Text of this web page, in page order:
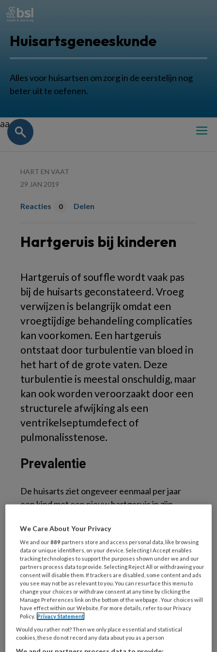
Huisartsgeneeskunde
Alles voor huisartsen om zorg in de eerstelijn nog
beter uit te oefenen.
aa
HART EN VAAT
29 JAN 2019
Reacties 0 Delen
Hartgeruis bij kinderen
Hartgeruis of souffle wordt vaak pas
bij de huisarts geconstateerd. Vroeg
verwijzen is belangrijk omdat een
vroegtijdige behandeling complicaties
kan voorkomen. Een hartgeruis
ontstaat door turbulentie van bloed in
het hart of de grote vaten. Deze
turbulentie is meestal onschuldig, maar
kan ook worden veroorzaakt door een
structurele afwijking als een
ventrikelseptumdefect of
pulmonalisstenose.
Prevalentie
De huisarts ziet ongeveer eenmaal per jaar
een kind met een nieuw hartgeruis in zijn
tot 14 jaar kan op enig moment een hartgeruis
worden waargenomen. De prevalentie van
een aangeboren hartafwijking bedraagt
slechts 0,3 tot 1 procent. Het onschuldige,
klassiek muzikaal geruis (geruis van Still) komt
het meest voor.
Diagnose
Een diagnostische moeilijkheid is de bij
We Care About Your Privacy
We and our889 partners store and access personal data, like browsing
data or unique identifiers, on your device. Selecting I Accept enables
tracking technologies to support the purposes shown under we and our
partners process data to provide. Selecting Reject All or withdrawing your
consent will disable them. If trackers are disabled, some content and ads
you see may not be as relevant to you. You can resurface this menu to
change your choices or withdraw consent at any time by clicking the
Manage Preferences link on the bottom of the webpage . Your choices will
have effect within our Website. For more details, refer to our Privacy
Policy. Privacy Statement
Would you rather not? Then we only place essential and statistical
cookies, these do not record any data about you as a person